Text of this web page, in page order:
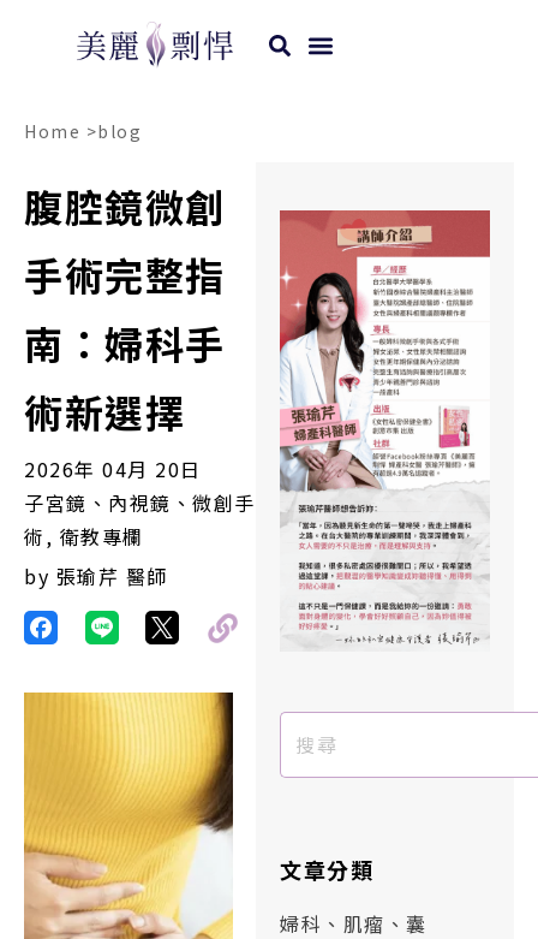
Home >blog
腹腔鏡微創
手術完整指
南：婦科手
術新選擇
2026年 04月 20日
子宮鏡、內視鏡、微創手
術, 衛教專欄
by 張瑜芹 醫師
文章分類
婦科、肌瘤、囊